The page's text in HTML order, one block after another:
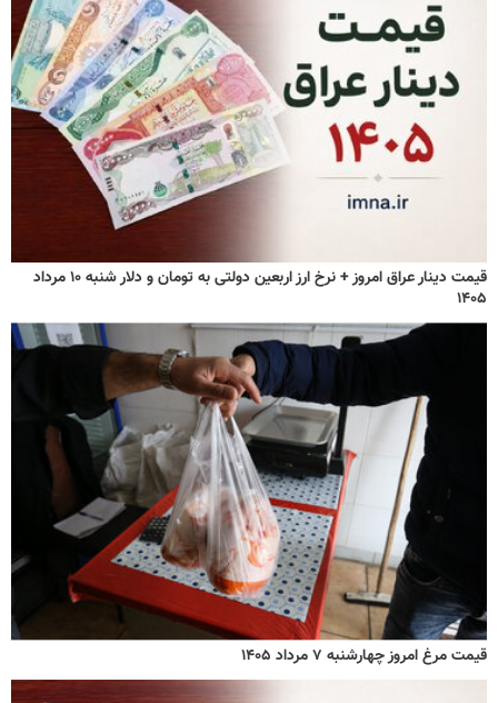
قیمت دینار عراق امروز + نرخ ارز اربعین دولتی به تومان و دلار شنبه ۱۰ مرداد
۱۴۰۵
قیمت مرغ امروز چهارشنبه ۷ مرداد ۱۴۰۵